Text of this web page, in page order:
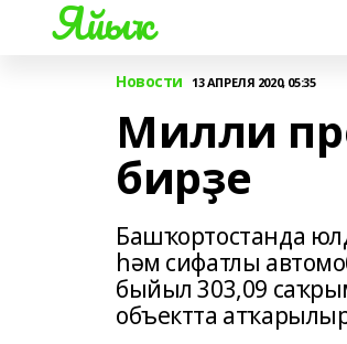
Яйыҡ
Новости 13 АПРЕЛЯ 2020, 05:35
Милли
бирҙе
Башҡортостанда
һәм сифатлы
быйыл 303,09
объектта